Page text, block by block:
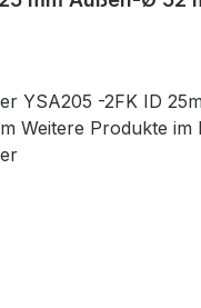
YSA205 -2FK ID